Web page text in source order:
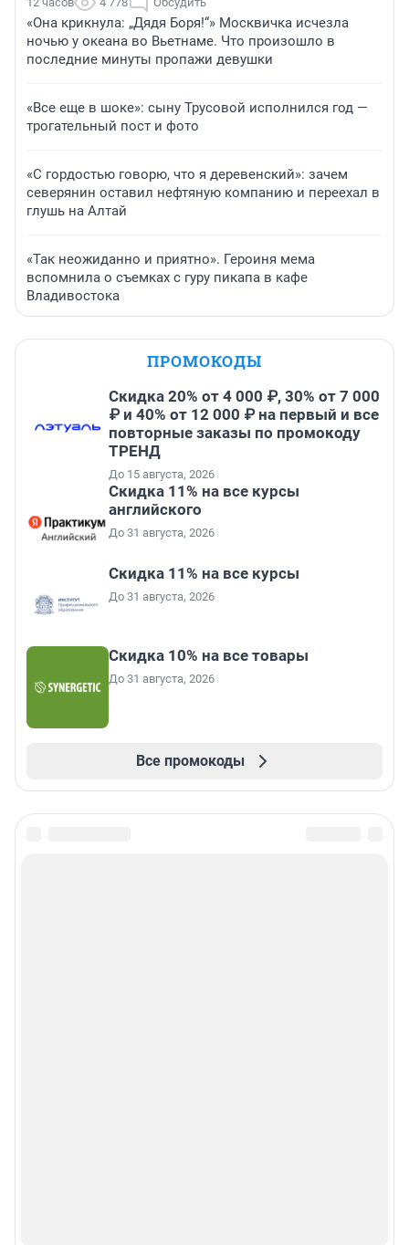
«Она крикнула: „Дядя Боря!“» Москвичка исчезла
ночью у океана во Вьетнаме. Что произошло в
последние минуты пропажи девушки
«Все еще в шоке»: сыну Трусовой исполнился год —
трогательный пост и фото
«С гордостью говорю, что я деревенский»: зачем
северянин оставил нефтяную компанию и переехал в
глушь на Алтай
«Так неожиданно и приятно». Героиня мема
вспомнила о съемках с гуру пикапа в кафе
Владивостока
ПРОМОКОДЫ
Скидка 20% от 4 000 ₽, 30% от 7 000
₽ и 40% от 12 000 ₽ на первый и все
повторные заказы по промокоду
ТРЕНД
До 15 августа, 2026
Скидка 11% на все курсы
английского
До 31 августа, 2026
Скидка 11% на все курсы
До 31 августа, 2026
Скидка 10% на все товары
До 31 августа, 2026
Все промокоды